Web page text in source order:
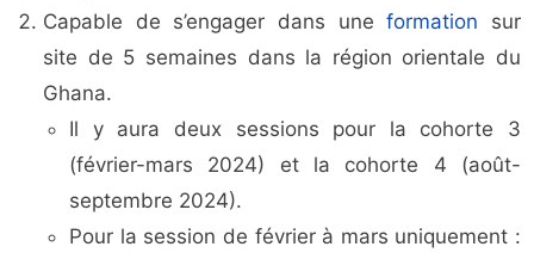
Capable de s’engager dans uneformation sur
site de 5 semaines dans la région orientale du
Ghana.
Il y aura deux sessions pour la cohorte 3
(février-mars 2024) et la cohorte 4 (août-
septembre 2024).
Pour la session de février à mars uniquement :